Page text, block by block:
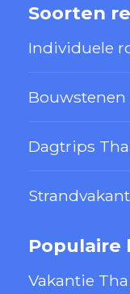
Soorten
Individuele
Bouwstenen
Dagtrips
Populaire
Vakantie